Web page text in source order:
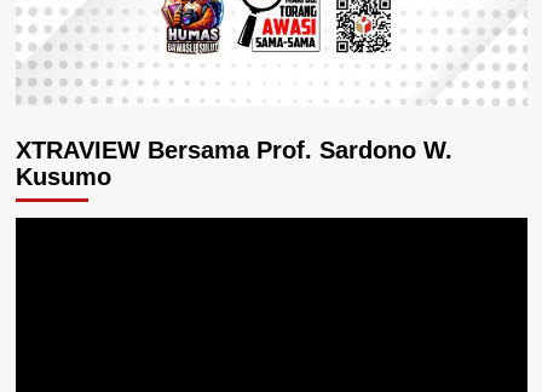
XTRAVIEW Bersama Prof. Sardono W.
Kusumo